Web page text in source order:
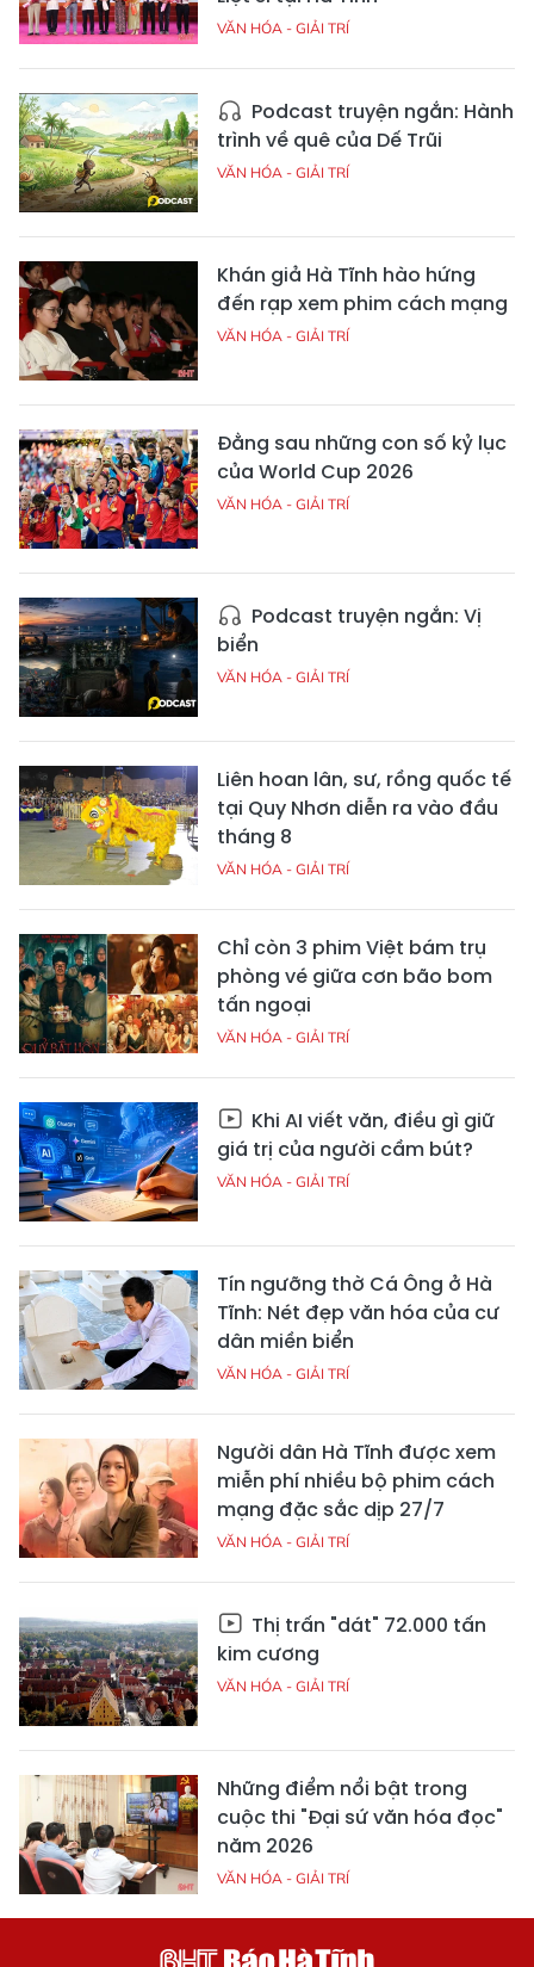
VĂN HÓA - GIẢI TRÍ
Podcast truyện ngắn: Hành
trình về quê của Dế Trũi
VĂN HÓA - GIẢI TRÍ
Khán giả Hà Tĩnh hào hứng
đến rạp xem phim cách mạng
VĂN HÓA - GIẢI TRÍ
Đằng sau những con số kỷ lục
của World Cup 2026
VĂN HÓA - GIẢI TRÍ
Podcast truyện ngắn: Vị
biển
VĂN HÓA - GIẢI TRÍ
Liên hoan lân, sư, rồng quốc tế
tại Quy Nhơn diễn ra vào đầu
tháng 8
VĂN HÓA - GIẢI TRÍ
Chỉ còn 3 phim Việt bám trụ
phòng vé giữa cơn bão bom
tấn ngoại
VĂN HÓA - GIẢI TRÍ
Khi AI viết văn, điều gì giữ
giá trị của người cầm bút?
VĂN HÓA - GIẢI TRÍ
Tín ngưỡng thờ Cá Ông ở Hà
Tĩnh: Nét đẹp văn hóa của cư
dân miền biển
VĂN HÓA - GIẢI TRÍ
Người dân Hà Tĩnh được xem
miễn phí nhiều bộ phim cách
mạng đặc sắc dịp 27/7
VĂN HÓA - GIẢI TRÍ
Thị trấn "dát" 72.000 tấn
kim cương
VĂN HÓA - GIẢI TRÍ
Những điểm nổi bật trong
cuộc thi "Đại sứ văn hóa đọc"
năm 2026
VĂN HÓA - GIẢI TRÍ